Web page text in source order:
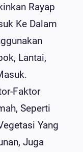
Rayap
Ke Dalam
Lantai,
Faktor
Seperti
Yang
Juga